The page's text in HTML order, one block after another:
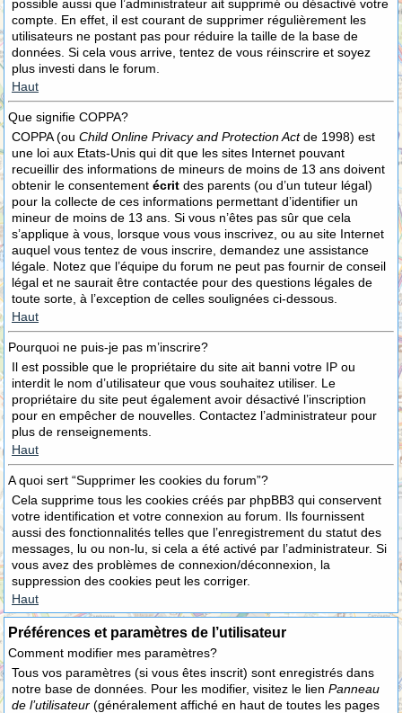
possible aussi que l’administrateur ait supprimé ou désactivé votre
compte. En effet, il est courant de supprimer régulièrement les
utilisateurs ne postant pas pour réduire la taille de la base de
données. Si cela vous arrive, tentez de vous réinscrire et soyez
plus investi dans le forum.
Haut
Que signifie COPPA?
COPPA (ou Child Online Privacy and Protection Actde 1998) est
une loi aux Etats-Unis qui dit que les sites Internet pouvant
recueillir des informations de mineurs de moins de 13 ans doivent
obtenir le consentement écrit des parents (ou d’un tuteur légal)
pour la collecte de ces informations permettant d’identifier un
mineur de moins de 13 ans. Si vous n’êtes pas sûr que cela
s’applique à vous, lorsque vous vous inscrivez, ou au site Internet
auquel vous tentez de vous inscrire, demandez une assistance
légale. Notez que l’équipe du forum ne peut pas fournir de conseil
légal et ne saurait être contactée pour des questions légales de
toute sorte, à l’exception de celles soulignées ci-dessous.
Haut
Pourquoi ne puis-je pas m’inscrire?
Il est possible que le propriétaire du site ait banni votre IP ou
interdit le nom d’utilisateur que vous souhaitez utiliser. Le
propriétaire du site peut également avoir désactivé l’inscription
pour en empêcher de nouvelles. Contactez l’administrateur pour
plus de renseignements.
Haut
A quoi sert “Supprimer les cookies du forum”?
Cela supprime tous les cookies créés par phpBB3 qui conservent
votre identification et votre connexion au forum. Ils fournissent
aussi des fonctionnalités telles que l’enregistrement du statut des
messages, lu ou non-lu, si cela a été activé par l’administrateur. Si
vous avez des problèmes de connexion/déconnexion, la
suppression des cookies peut les corriger.
Haut
Préférences et paramètres de l’utilisateur
Comment modifier mes paramètres?
Tous vos paramètres (si vous êtes inscrit) sont enregistrés dans
notre base de données. Pour les modifier, visitez le lien Panneau
de l’utilisateur (généralement affiché en haut de toutes les pages